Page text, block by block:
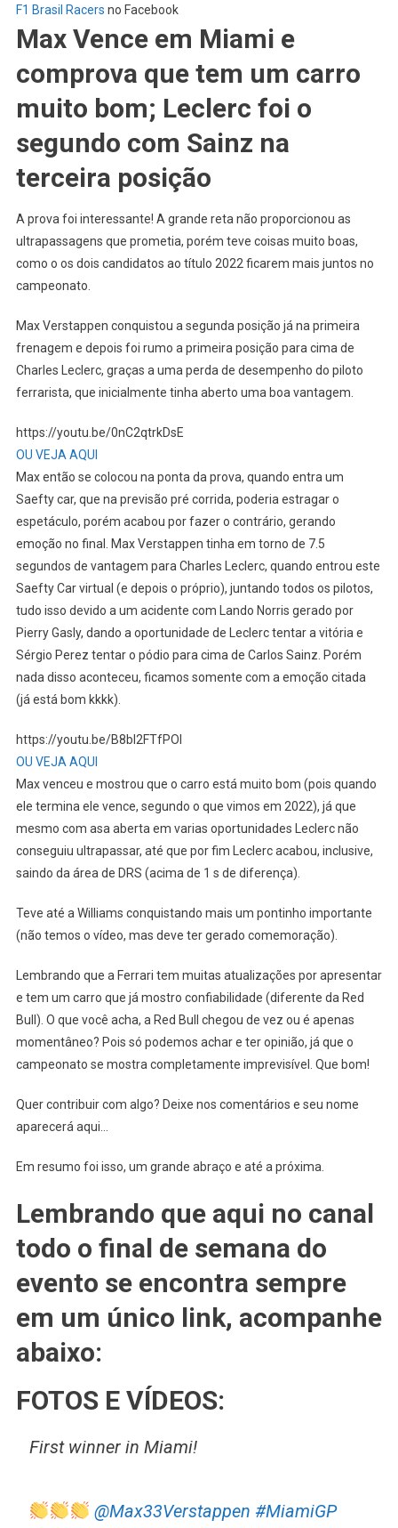
F1 Brasil Racers no Facebook
Max Vence em Miami e
comprova que tem um carro
muito bom; Leclerc foi o
segundo com Sainz na
terceira posição
A prova foi interessante! A grande reta não proporcionou as
ultrapassagens que prometia, porém teve coisas muito boas,
como o os dois candidatos ao título 2022 ficarem mais juntos no
campeonato.
Max Verstappen conquistou a segunda posição já na primeira
frenagem e depois foi rumo a primeira posição para cima de
Charles Leclerc, graças a uma perda de desempenho do piloto
ferrarista, que inicialmente tinha aberto uma boa vantagem.
https://youtu.be/0nC2qtrkDsE
OU VEJA AQUI
Max então se colocou na ponta da prova, quando entra um
Saefty car, que na previsão pré corrida, poderia estragar o
espetáculo, porém acabou por fazer o contrário, gerando
emoção no final. Max Verstappen tinha em torno de 7.5
segundos de vantagem para Charles Leclerc, quando entrou este
Saefty Car virtual (e depois o próprio), juntando todos os pilotos,
tudo isso devido a um acidente com Lando Norris gerado por
Pierry Gasly, dando a oportunidade de Leclerc tentar a vitória e
Sérgio Perez tentar o pódio para cima de Carlos Sainz. Porém
nada disso aconteceu, ficamos somente com a emoção citada
(já está bom kkkk).
https://youtu.be/B8bl2FTfPOI
OU VEJA AQUI
Max venceu e mostrou que o carro está muito bom (pois quando
ele termina ele vence, segundo o que vimos em 2022), já que
mesmo com asa aberta em varias oportunidades Leclerc não
conseguiu ultrapassar, até que por fim Leclerc acabou, inclusive,
saindo da área de DRS (acima de 1 s de diferença).
Teve até a Williams conquistando mais um pontinho importante
(não temos o vídeo, mas deve ter gerado comemoração).
Lembrando que a Ferrari tem muitas atualizações por apresentar
e tem um carro que já mostro confiabilidade (diferente da Red
Bull). O que você acha, a Red Bull chegou de vez ou é apenas
momentâneo? Pois só podemos achar e ter opinião, já que o
campeonato se mostra completamente imprevisível. Que bom!
Quer contribuir com algo? Deixe nos comentários e seu nome
aparecerá aqui…
Em resumo foi isso, um grande abraço e até a próxima.
Lembrando que aqui no canal
todo o final de semana do
evento se encontra sempre
em um único link, acompanhe
abaixo:
FOTOS E VÍDEOS:
First winner in Miami!
@Max33Verstappen #MiamiGP